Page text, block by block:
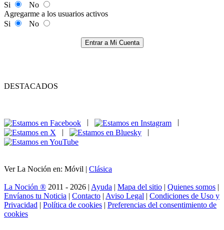
Si
No
Agregarme a los usuarios activos
Si
No
Entrar a Mi Cuenta
DESTACADOS
|
|
Ver La Noción en: Móvil | Clásica
La Noción ® 2011 - 2026 | Ayuda | Mapa del sitio | Quienes somos |
Envíanos tu Noticia | Contacto | Aviso Legal | Condiciones de Uso y
Privacidad | Política de cookies | Preferencias del consentimiento de
cookies